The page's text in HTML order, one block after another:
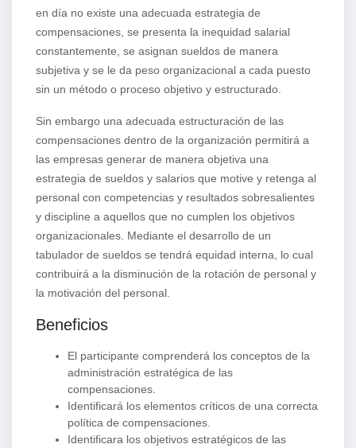
en día no existe una adecuada estrategia de
compensaciones, se presenta la inequidad salarial
constantemente, se asignan sueldos de manera
subjetiva y se le da peso organizacional a cada puesto
sin un método o proceso objetivo y estructurado.
Sin embargo una adecuada estructuración de las
compensaciones dentro de la organización permitirá a
las empresas generar de manera objetiva una
estrategia de sueldos y salarios que motive y retenga al
personal con competencias y resultados sobresalientes
y discipline a aquellos que no cumplen los objetivos
organizacionales. Mediante el desarrollo de un
tabulador de sueldos se tendrá equidad interna, lo cual
contribuirá a la disminución de la rotación de personal y
la motivación del personal.
Beneficios
El participante comprenderá los conceptos de la
administración estratégica de las
compensaciones.
Identificará los elementos críticos de una correcta
política de compensaciones.
Identificara los objetivos estratégicos de las